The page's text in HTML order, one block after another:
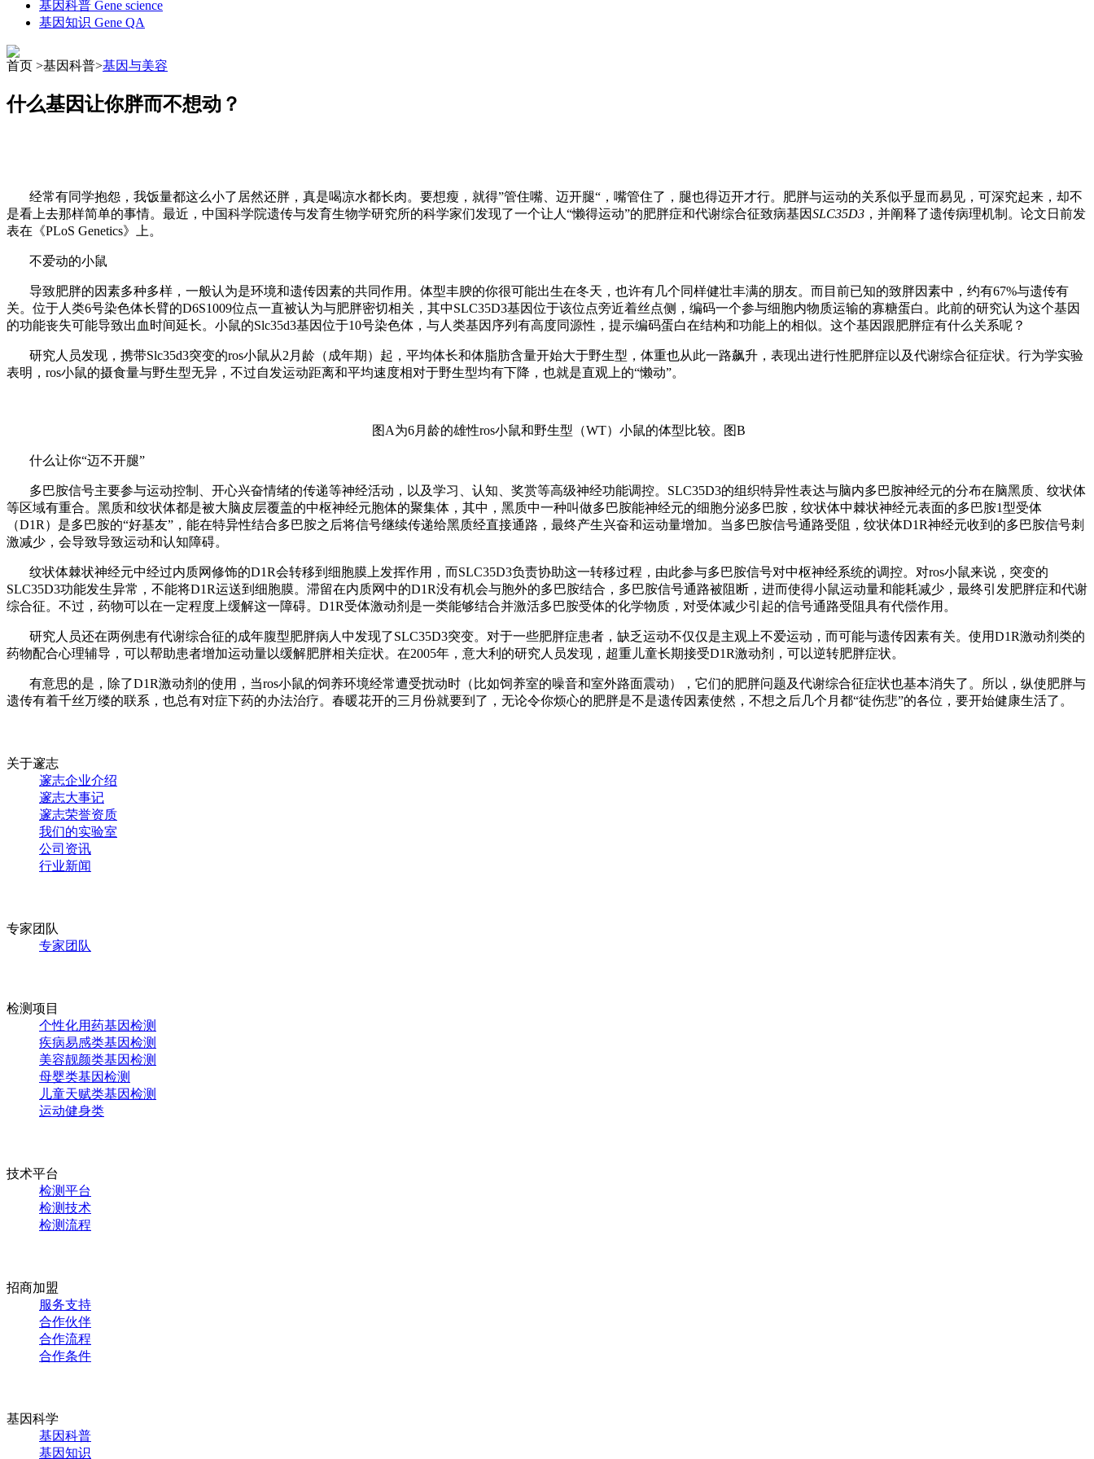
基因科普 Gene science
基因知识 Gene QA
首页 >基因科普>基因与美容
什么基因让你胖而不想动？
经常有同学抱怨，我饭量都这么小了居然还胖，真是喝凉水都长肉。要想瘦，就得”管住嘴、迈开腿“ ，嘴管住了，腿也得迈开才行。肥胖与运动的关系似乎显而易见，可深究起来，却不
是看上去那样简单的事情。最近，中国科学院遗传与发育生物学研究所的科学家们发现了一个让人 “懒得运动”的肥胖症和代谢综合征致病基因SLC35D3 ，并阐释了遗传病理机制。论文日前发
表在《PLoS Genetics》上。
不爱动的小鼠
导致肥胖的因素多种多样，一般认为是环境和遗传因素的共同作用。体型丰腴的你很可能出生在冬天，也许有几个同样健壮丰满的朋友。而目前已知的致胖因素中，约有67%与遗传有
关。位于人类6号染色体长臂的D6S1009位点一直被认为与肥胖密切相关，其中SLC35D3基因位于该位点旁近着丝点侧，编码一个参与细胞内物质运输的寡糖蛋白。此前的研究认为这个基因
的功能丧失可能导致出血时间延长。小鼠的Slc35d3基因位于10号染色体，与人类基因序列有高度同源性，提示编码蛋白在结构和功能上的相似。这个基因跟肥胖症有什么关系呢？
研究人员发现，携带Slc35d3突变的ros小鼠从2 月龄（成年期）起，平均体长和体脂肪含量开始大于野生型，体重也从此一路飙升，表现出进行性肥胖症以及代谢综合征症状。行为学实验
表明， ros小鼠的摄食量与野生型无异，不过自发运动距离和平均速度相对于野生型均有下降，也就是直观上的“懒动”。
图A为6月龄的雄性ros小鼠和野生型（WT）小鼠的体型比较。图B
什么让你“迈不开腿”
多巴胺信号主要参与运动控制、开心兴奋情绪的传递等神经活动，以及学习、认知、奖赏等高级神经功能调控。 SLC35D3的组织特异性表达与脑内多巴胺神经元的分布在脑黑质、纹状体
等区域有重合。黑质和纹状体都是被大脑皮层覆盖的中枢神经元胞体的聚集体，其中，黑质中一种叫做多巴胺能神经元的细胞分泌多巴胺，纹状体中棘状神经元表面的多巴胺1型受体
（D1R ）是多巴胺的“好基友” ，能在特异性结合多巴胺之后将信号继续传递给黑质经直接通路，最终产生兴奋和运动量增加。当多巴胺信号通路受阻，纹状体D1R神经元收到的多巴胺信号刺
激减少，会导致导致运动和认知障碍。
纹状体棘状神经元中经过内质网修饰的D1R会转移到细胞膜上发挥作用，而SLC35D3负责协助这一转移过程，由此参与多巴胺信号对中枢神经系统的调控。对ros小鼠来说，突变的
SLC35D3功能发生异常，不能将D1R运送到细胞膜。滞留在内质网中的D1R没有机会与胞外的多巴胺结合，多巴胺信号通路被阻断，进而使得小鼠运动量和能耗减少，最终引发肥胖症和代谢
综合征。不过，药物可以在一定程度上缓解这一障碍。 D1R受体激动剂是一类能够结合并激活多巴胺受体的化学物质，对受体减少引起的信号通路受阻具有代偿作用。
研究人员还在两例患有代谢综合征的成年腹型肥胖病人中发现了SLC35D3突变。对于一些肥胖症患者，缺乏运动不仅仅是主观上不爱运动，而可能与遗传因素有关。使用D1R激动剂类的
药物配合心理辅导，可以帮助患者增加运动量以缓解肥胖相关症状。在2005年，意大利的研究人员发现，超重儿童长期接受D1R激动剂，可以逆转肥胖症状。
有意思的是，除了D1R激动剂的使用，当ros小鼠的饲养环境经常遭受扰动时（比如饲养室的噪音和室外路面震动），它们的肥胖问题及代谢综合征症状也基本消失了。所以，纵使肥胖与
遗传有着千丝万缕的联系，也总有对症下药的办法治疗。春暖花开的三月份就要到了，无论令你烦心的肥胖是不是遗传因素使然，不想之后几个月都“徒伤悲”的各位，要开始健康生活了。
关于邃志
邃志企业介绍
邃志大事记
邃志荣誉资质
我们的实验室
公司资讯
行业新闻
专家团队
专家团队
检测项目
个性化用药基因检测
疾病易感类基因检测
美容靓颜类基因检测
母婴类基因检测
儿童天赋类基因检测
运动健身类
技术平台
检测平台
检测技术
检测流程
招商加盟
服务支持
合作伙伴
合作流程
合作条件
基因科学
基因科普
基因知识